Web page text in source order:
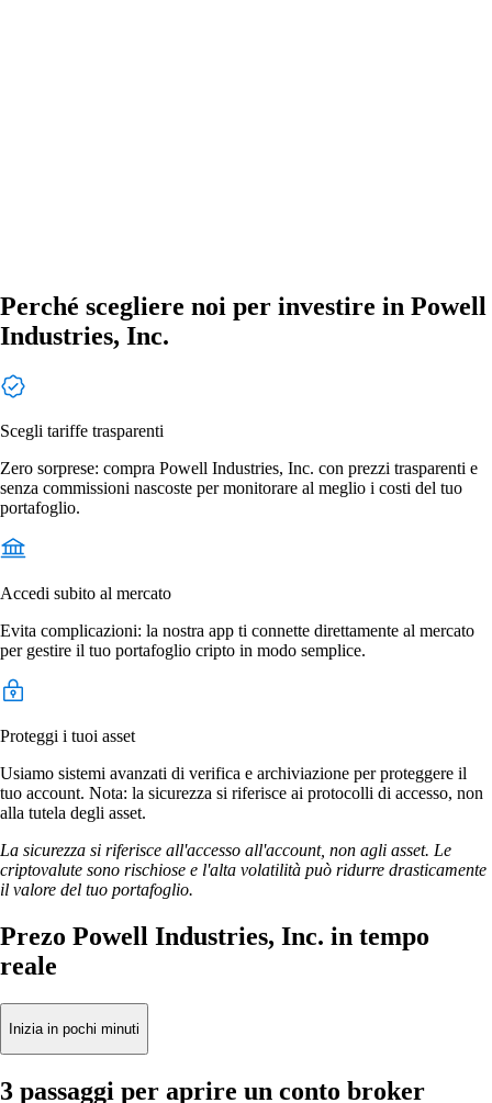
Perché scegliere noi per investire in Powell
Industries, Inc.
Scegli tariffe trasparenti
Zero sorprese: compra Powell Industries, Inc. con prezzi trasparenti e
senza commissioni nascoste per monitorare al meglio i costi del tuo
portafoglio.
Accedi subito al mercato
Evita complicazioni: la nostra app ti connette direttamente al mercato
per gestire il tuo portafoglio cripto in modo semplice.
Proteggi i tuoi asset
Usiamo sistemi avanzati di verifica e archiviazione per proteggere il
tuo account. Nota: la sicurezza si riferisce ai protocolli di accesso, non
alla tutela degli asset.
La sicurezza si riferisce all'accesso all'account, non agli asset. Le
criptovalute sono rischiose e l'alta volatilità può ridurre drasticamente
il valore del tuo portafoglio.
Prezo Powell Industries, Inc. in tempo
reale
Inizia in pochi minuti
3 passaggi per aprire un conto broker